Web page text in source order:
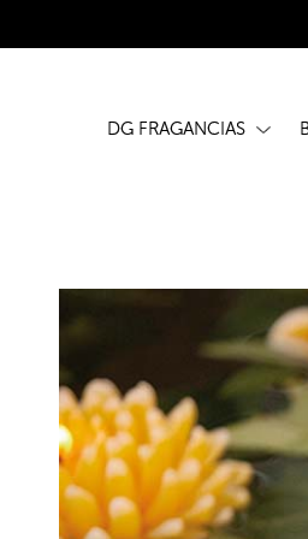
DG FRAGANCIAS